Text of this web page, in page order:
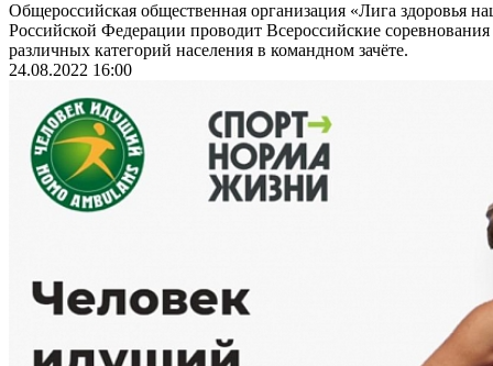
Общероссийская общественная организация «Лига здоровья
Российской Федерации проводит Всероссийские
различных категорий населения в командном зачёте.
24.08.2022 16:00